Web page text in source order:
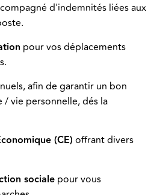
d'indemnités liées aux
pour vos déplacements
afin de garantir un bon
/ vie personnelle,dés la
(CE) offrant divers
sociale pour vous